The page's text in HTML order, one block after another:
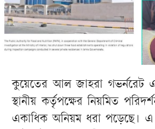
কুয়েতের আল জাহরা গভর্নরেট
স্থানীয় কর্তৃপক্ষের নিয়মিত
একাধিক অনিয়ম ধরা পড়েছে।